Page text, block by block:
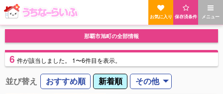
メニュー
保存済条件
お気に入り
那覇市旭町の全部情報
6 件が該当しました。 1〜6件目を表示。
並び替え おすすめ順 新着順 その他